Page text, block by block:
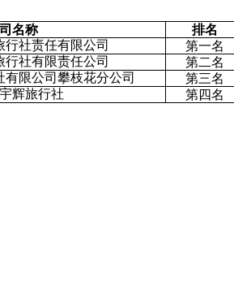
名称
排名
社责任有限公司
第一名
社有限责任公司
第二名
限公司攀枝花分公司
第三名
辉旅行社 第四名